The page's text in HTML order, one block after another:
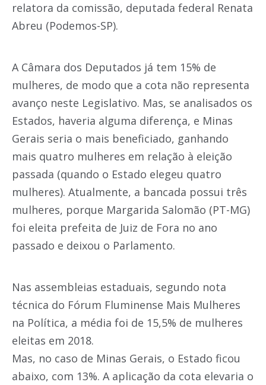
relatora da comissão, deputada federal Renata
Abreu (Podemos-SP).
A Câmara dos Deputados já tem 15% de
mulheres, de modo que a cota não representa
avanço neste Legislativo. Mas, se analisados os
Estados, haveria alguma diferença, e Minas
Gerais seria o mais beneficiado, ganhando
mais quatro mulheres em relação à eleição
passada (quando o Estado elegeu quatro
mulheres). Atualmente, a bancada possui três
mulheres, porque Margarida Salomão (PT-MG)
foi eleita prefeita de Juiz de Fora no ano
passado e deixou o Parlamento.
Nas assembleias estaduais, segundo nota
técnica do Fórum Fluminense Mais Mulheres
na Política, a média foi de 15,5% de mulheres
eleitas em 2018.
Mas, no caso de Minas Gerais, o Estado ficou
abaixo, com 13%. A aplicação da cota elevaria o